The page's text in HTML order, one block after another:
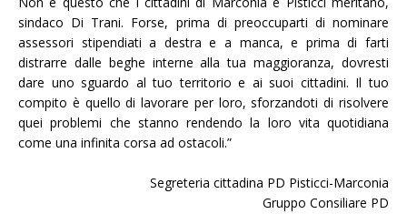
sindaco Di Trani. Forse, prima di preoccuparti di nominare
assessori stipendiati a destra e a manca, e prima di farti
distrarre dalle beghe interne alla tua maggioranza, dovresti
dare uno sguardo al tuo territorio e ai suoi cittadini. Il tuo
compito è quello di lavorare per loro, sforzandoti di risolvere
quei problemi che stanno rendendo la loro vita quotidiana
come una infinita corsa ad ostacoli.”
Segreteria cittadina PD Pisticci-Marconia
Gruppo Consiliare PD